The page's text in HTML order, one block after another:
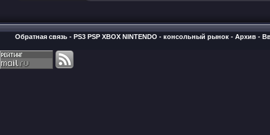
Обратная связь - PS3 PSP XBOX NINTENDO - консольный рынок - Архив -